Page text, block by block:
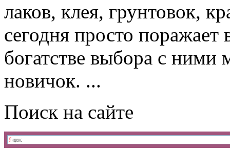
лаков, клея, грунтовок,
сегодня просто
богатстве выбора с ними
новичок. ...
Поиск на сайте